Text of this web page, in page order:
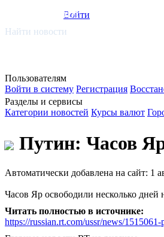
smi.mobi
Войти
Найти новости
Пользователям
Войти в систему Регистрация
Разделы и сервисы
Категории новостей Курсы валют
Путин: Часов Яр
Автоматически добавлена на сайт: 1
Часов Яр освободили несколько дней
Читать полностью в источнике:
https://russian.rt.com/ussr/news/